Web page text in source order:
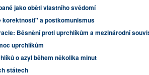
jako oběti vlastního svědomí
korektnosti" a postkomunismus
Běsnění proti uprchlíkům a mezinárodní
uprchlíkům
o azyl během několika minut
státech